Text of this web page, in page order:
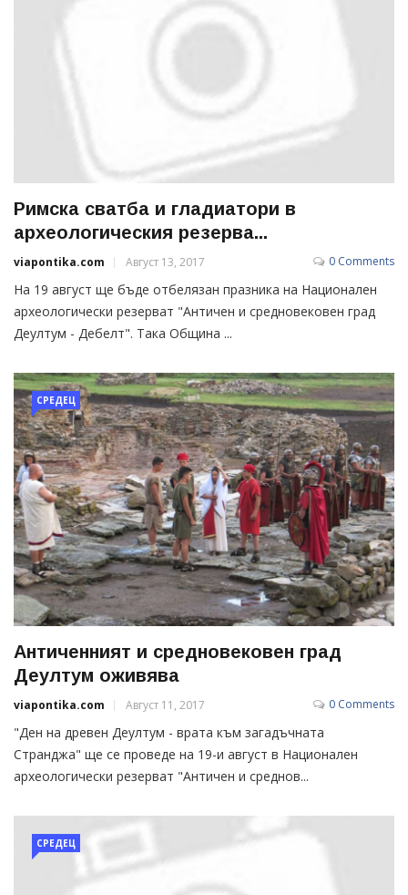
Римска сватба и гладиатори в
археологическия резерва...
viapontika.com Август 13, 2017 0 Comments
На 19 август ще бъде отбелязан празника на Национален
археологически резерват "Античен и средновековен град
Деултум - Дебелт". Така Община ...
СРЕДЕЦ
Античенният и средновековен град
Деултум оживява
viapontika.com Август 11, 2017 0 Comments
"Ден на древен Деултум - врата към загадъчната
Странджа" ще се проведе на 19-и август в Национален
археологически резерват "Античен и среднов...
СРЕДЕЦ